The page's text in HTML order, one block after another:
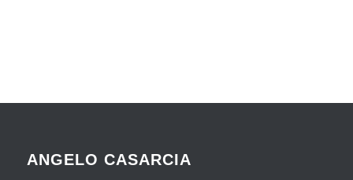
ANGELO CASARCIA